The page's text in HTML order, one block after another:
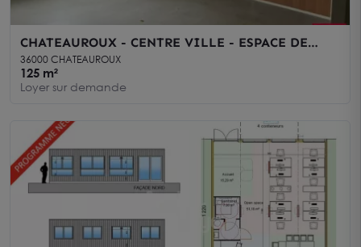
CHATEAUROUX - CENTRE VILLE - ESPACE DE
BUREAU 125m² - 2028
36000 CHATEAUROUX
125 m²
Loyer sur demande